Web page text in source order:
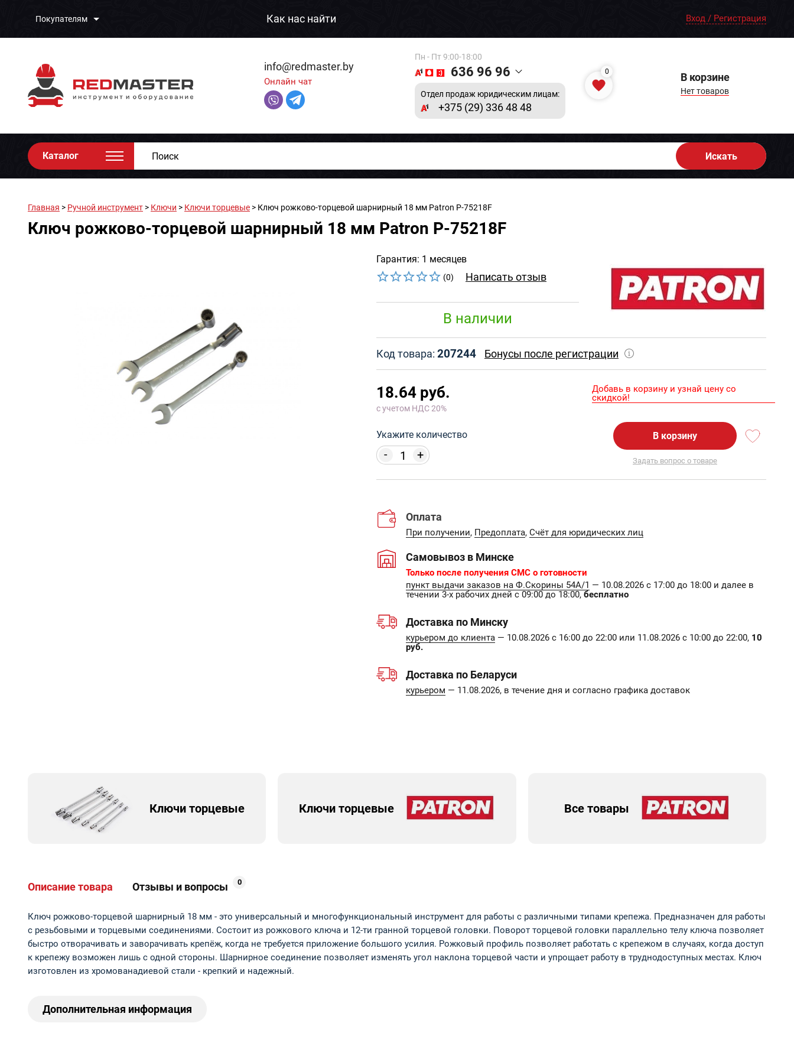
Покупателям Как нас найти Вход / Регистрация
info@redmaster.by
Онлайн чат
Пн - Пт 9:00-18:00
636 96 96
Отдел продаж юридическим лицам:
+375 (29) 336 48 48
0 В корзине
Нет товаров
Каталог Искать
Главная > Ручной инструмент > Ключи > Ключи торцевые > Ключ рожково-торцевой шарнирный 18 мм Patron P-75218F
Ключ рожково-торцевой шарнирный 18 мм Patron P-75218F
Гарантия: 1 месяцев
(0) Написать отзыв
В наличии
Код товара: 207244 Бонусы после регистрации
Добавь в корзину и узнай цену со
скидкой!
18.64 руб.
с учетом НДС 20%
Укажите количество
+
-
В корзину
Задать вопрос о товаре
Оплата
При получении, Предоплата, Счёт для юридических лиц
Самовывоз в Минске
Только после получения СМС о готовности
пункт выдачи заказов на Ф.Скорины 54А/1 — 10.08.2026 с 17:00 до 18:00 и далее в
течении 3-х рабочих дней с 09:00 до 18:00, бесплатно
Доставка по Минску
курьером до клиента — 10.08.2026 с 16:00 до 22:00 или 11.08.2026 с 10:00 до 22:00, 10
руб.
Доставка по Беларуси
курьером — 11.08.2026, в течение дня и согласно графика доставок
Ключи торцевые Ключи торцевые Все товары
Описание товара Отзывы и вопросы 0
Ключ рожково-торцевой шарнирный 18 мм - это универсальный и многофункциональный инструмент для работы с различными типами крепежа. Предназначен для работы
с резьбовыми и торцевыми соединениями. Состоит из рожкового ключа и 12-ти гранной торцевой головки. Поворот торцевой головки параллельно телу ключа позволяет
быстро отворачивать и заворачивать крепёж, когда не требуется приложение большого усилия. Рожковый профиль позволяет работать с крепежом в случаях, когда доступ
к крепежу возможен лишь с одной стороны. Шарнирное соединение позволяет изменять угол наклона торцевой части и упрощает работу в труднодоступных местах. Ключ
изготовлен из хромованадиевой стали - крепкий и надежный.
Дополнительная информация